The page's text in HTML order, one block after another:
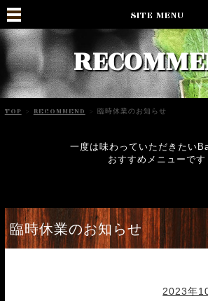
SITE MENU
TOP > RECOMMEND > 臨時休業のお知らせ
一度は味わっていただきたい
おすすめメニューです
臨時休業のお知らせ
2023年